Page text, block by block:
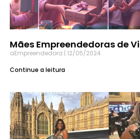
Mães Empreendedoras de
aEmpreendedora 12/05/2024
Continue a leitura